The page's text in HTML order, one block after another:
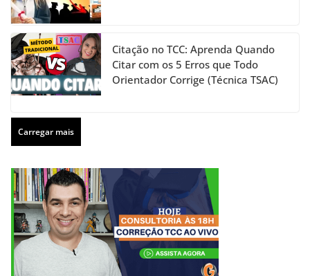
Citação no TCC: Aprenda Quando
Citar com os 5 Erros que Todo
Orientador Corrige (Técnica TSAC)
Carregar mais